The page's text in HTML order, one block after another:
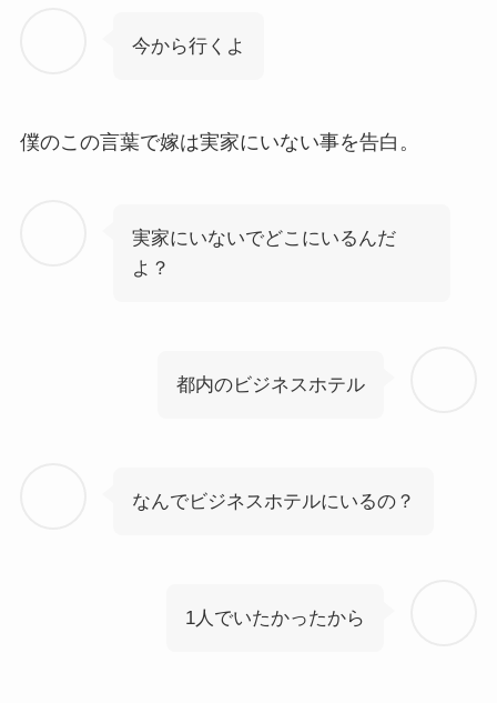
今から行くよ
僕のこの言葉で嫁は実家にいない事を告白。
実家にいないでどこにいるんだ
よ？
都内のビジネスホテル
なんでビジネスホテルにいるの？
1人でいたかったから